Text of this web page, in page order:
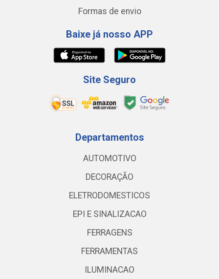
Formas de envio
Baixe já nosso APP
Site Seguro
Departamentos
AUTOMOTIVO
DECORAÇÃO
ELETRODOMESTICOS
EPI E SINALIZACAO
FERRAGENS
FERRAMENTAS
ILUMINACAO